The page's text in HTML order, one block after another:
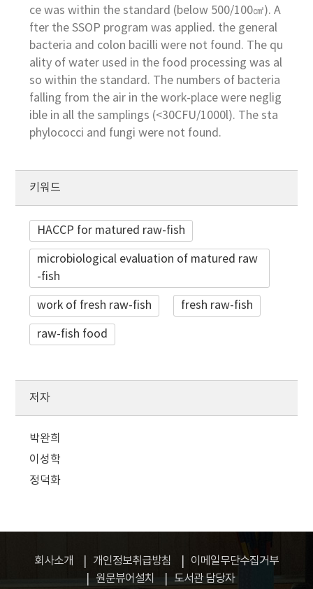
ce was within the standard (below 500/100㎠). A
fter the SSOP program was applied. the general
bacteria and colon bacilli were not found. The qu
ality of water used in the food processing was al
so within the standard. The numbers of bacteria
falling from the air in the work-place were neglig
ible in all the samplings (<30CFU/1000l). The sta
phylococci and fungi were not found.
키워드
HACCP for matured raw-fish
microbiological evaluation of matured raw
-fish
work of fresh raw-fish fresh raw-fish
raw-fish food
저자
박완희
이성학
정덕화
회사소개 개인정보취급방침
이메일무단수집거부
원문뷰어설치
도서관 담당자